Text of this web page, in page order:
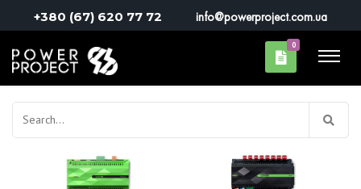
+380 (67) 620 77 72 info@powerproject.com.ua
0
Пошук: